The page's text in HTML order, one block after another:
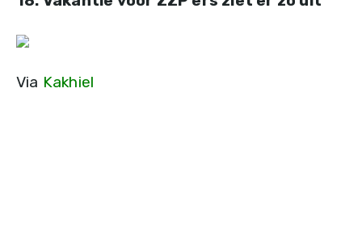
Via Kakhiel